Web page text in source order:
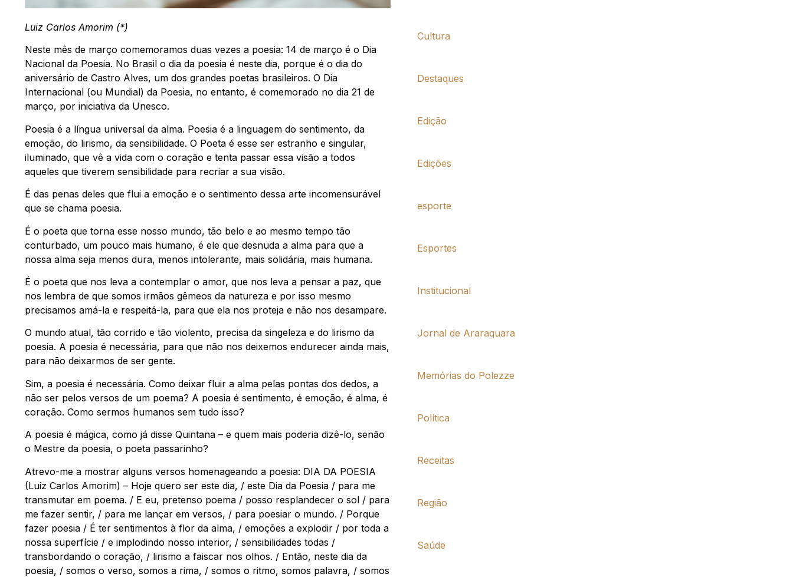
Luiz Carlos Amorim (*)
Neste mês de março comemoramos duas vezes a poesia: 14 de março é o Dia
Nacional da Poesia. No Brasil o dia da poesia é neste dia, porque é o dia do
aniversário de Castro Alves, um dos grandes poetas brasileiros. O Dia
Internacional (ou Mundial) da Poesia, no entanto, é comemorado no dia 21 de
março, por iniciativa da Unesco.
Poesia é a língua universal da alma. Poesia é a linguagem do sentimento, da
emoção, do lirismo, da sensibilidade. O Poeta é esse ser estranho e singular,
iluminado, que vê a vida com o coração e tenta passar essa visão a todos
aqueles que tiverem sensibilidade para recriar a sua visão.
É das penas deles que flui a emoção e o sentimento dessa arte incomensurável
que se chama poesia.
É o poeta que torna esse nosso mundo, tão belo e ao mesmo tempo tão
conturbado, um pouco mais humano, é ele que desnuda a alma para que a
nossa alma seja menos dura, menos intolerante, mais solidária, mais humana.
É o poeta que nos leva a contemplar o amor, que nos leva a pensar a paz, que
nos lembra de que somos irmãos gêmeos da natureza e por isso mesmo
precisamos amá-la e respeitá-la, para que ela nos proteja e não nos desampare.
O mundo atual, tão corrido e tão violento, precisa da singeleza e do lirismo da
poesia. A poesia é necessária, para que não nos deixemos endurecer ainda mais,
para não deixarmos de ser gente.
Sim, a poesia é necessária. Como deixar fluir a alma pelas pontas dos dedos, a
não ser pelos versos de um poema? A poesia é sentimento, é emoção, é alma, é
coração. Como sermos humanos sem tudo isso?
A poesia é mágica, como já disse Quintana – e quem mais poderia dizê-lo, senão
o Mestre da poesia, o poeta passarinho?
Atrevo-me a mostrar alguns versos homenageando a poesia: DIA DA POESIA
(Luiz Carlos Amorim) – Hoje quero ser este dia, / este Dia da Poesia / para me
transmutar em poema. / E eu, pretenso poema / posso resplandecer o sol / para
me fazer sentir, / para me lançar em versos, / para poesiar o mundo. / Porque
fazer poesia / É ter sentimentos à flor da alma, / emoções a explodir / por toda a
nossa superfície / e implodindo nosso interior, / sensibilidades todas /
transbordando o coração, / lirismo a faiscar nos olhos. / Então, neste dia da
poesia, / somos o verso, somos a rima, / somos o ritmo, somos palavra, / somos
Cultura
Destaques
Edição
Edições
esporte
Esportes
Institucional
Jornal de Araraquara
Memórias do Polezze
Política
Receitas
Região
Saúde